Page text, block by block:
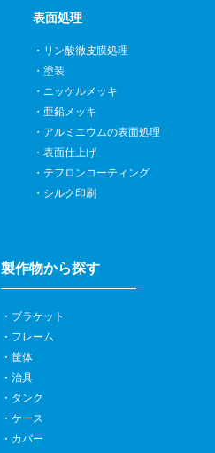
表面処理
リン酸徹皮膜処理
塗装
ニッケルメッキ
亜鉛メッキ
アルミニウムの表面処理
表面仕上げ
テフロンコーティング
シルク印刷
製作物から探す
ブラケット
フレーム
筐体
治具
タンク
ケース
カバー